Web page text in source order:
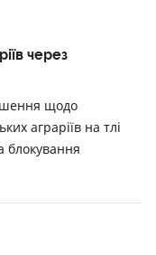
через
щодо
аграріїв на тлі
блокування